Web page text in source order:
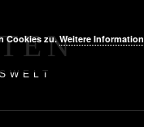
Cookies zu.Weitere